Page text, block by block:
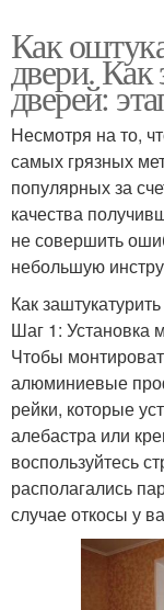
Как
двери. Как
дверей:
Несмотря на то,
самых грязных
популярных за
качества
не совершить
небольшую
Как
Шаг 1: Установка
Чтобы
алюминиевые
рейки, которые
алебастра или
воспользуйтесь
располагались
случае откосы у